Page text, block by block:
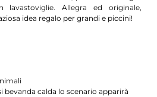
Allegra ed originale,
idea regalo per grandi e piccini!
bevanda calda lo scenario apparirà